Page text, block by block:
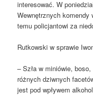
interesować. W
Wewnętrznych komendy
temu policjantowi za
Rutkowski w sprawie
– Szła w miniówie,
różnych dziwnych
jest pod wpływem